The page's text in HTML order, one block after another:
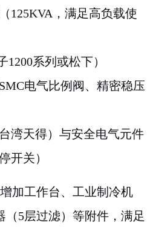
125KVA，满足高负载使
1200系列或松下）
电气比例阀、精密稳压
湾天得）与安全电气元件
开关）
加工作台、工业制冷机
（5层过滤）等附件，满足